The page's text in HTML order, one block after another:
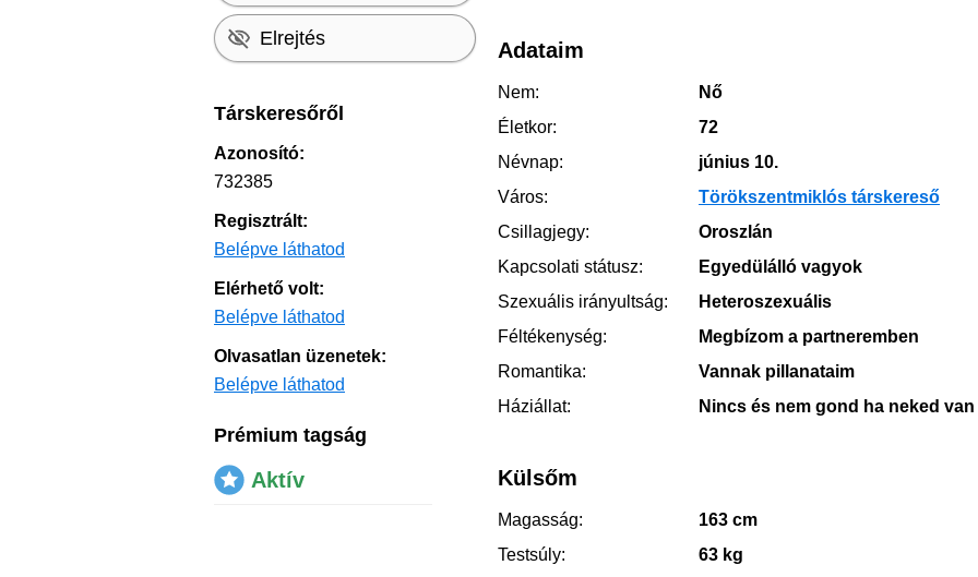
Adataim
Nem:
Nő
Életkor:
72
Névnap:
június 10.
Város:
Törökszentmiklós társkereső
Csillagjegy:
Oroszlán
Kapcsolati státusz:
Egyedülálló vagyok
Szexuális irányultság:
Heteroszexuális
Féltékenység:
Megbízom a partneremben
Romantika:
Vannak pillanataim
Háziállat:
Nincs és nem gond ha neked van
Külsőm
Magasság:
163 cm
Testsúly:
63 kg
Elrejtés
Társkeresőről
Azonosító:
732385
Regisztrált:
Belépve láthatod
Elérhető volt:
Belépve láthatod
Olvasatlan üzenetek:
Belépve láthatod
Prémium tagság
Aktív